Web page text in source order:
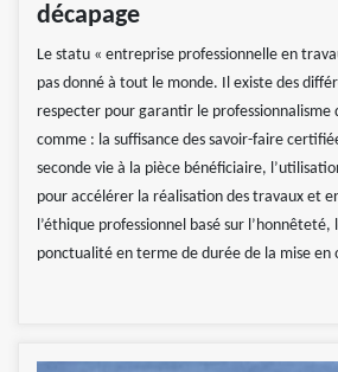
décapage
Le statu « entreprise professionnelle en
pas donné à tout le monde. Il existe des
respecter pour garantir le professionnalisme
comme : la suffisance des savoir-faire
seconde vie à la pièce bénéficiaire,
pour accélérer la réalisation des travaux et
l’éthique professionnel basé sur
ponctualité en terme de durée de la mise